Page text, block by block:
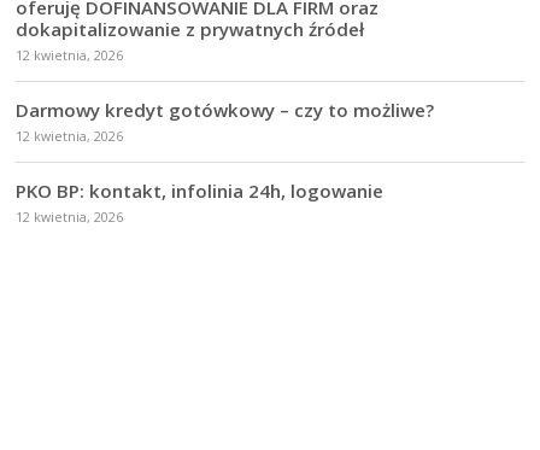
oferuję DOFINANSOWANIE DLA FIRM oraz
dokapitalizowanie z prywatnych źródeł
12 kwietnia, 2026
Darmowy kredyt gotówkowy – czy to możliwe?
12 kwietnia, 2026
PKO BP: kontakt, infolinia 24h, logowanie
12 kwietnia, 2026